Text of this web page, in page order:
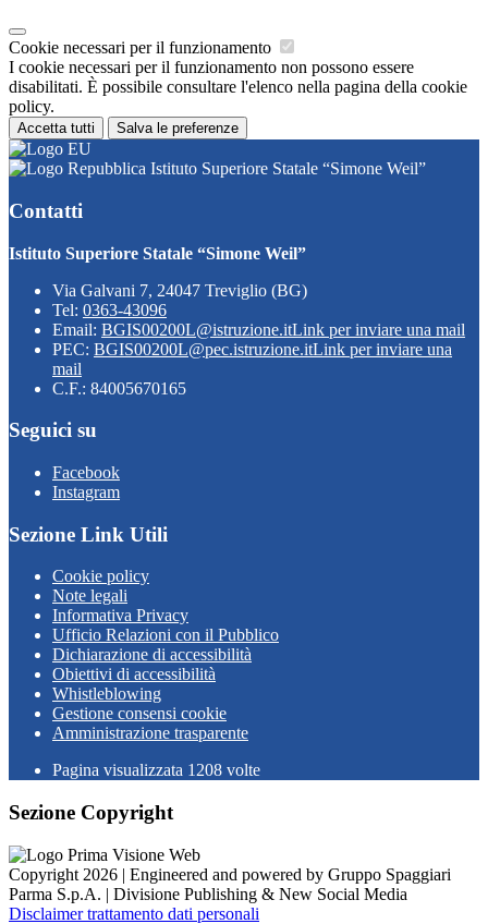
Cookie necessari per il funzionamento
I cookie necessari per il funzionamento non possono essere
disabilitati. È possibile consultare l'elenco nella pagina della cookie
policy.
Accetta tutti Salva le preferenze
Istituto Superiore Statale “Simone Weil”
Contatti
Istituto Superiore Statale “Simone Weil”
Via Galvani 7, 24047 Treviglio (BG)
Tel: 0363-43096
Email: BGIS00200L@istruzione.itLink per inviare una mail
PEC: BGIS00200L@pec.istruzione.itLink per inviare una
mail
C.F.: 84005670165
Seguici su
Facebook
Instagram
Sezione Link Utili
Cookie policy
Note legali
Informativa Privacy
Ufficio Relazioni con il Pubblico
Dichiarazione di accessibilità
Obiettivi di accessibilità
Whistleblowing
Gestione consensi cookie
Amministrazione trasparente
Pagina visualizzata 1208 volte
Sezione Copyright
Copyright 2026 | Engineered and powered by Gruppo Spaggiari
Parma S.p.A. | Divisione Publishing & New Social Media
Disclaimer trattamento dati personali